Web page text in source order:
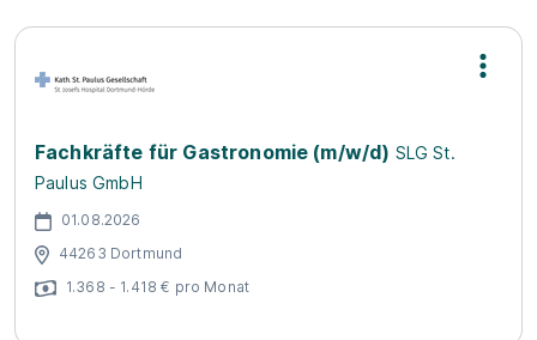
Fachkräfte für Gastronomie (m/w/d) SLG St.
Paulus GmbH
01.08.2026
44263 Dortmund
1.368 - 1.418 € pro Monat